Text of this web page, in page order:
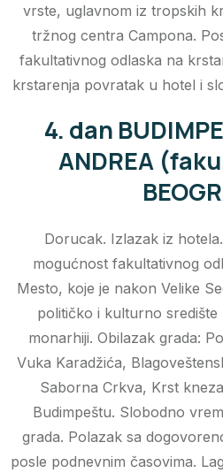
vrste, uglavnom iz tropskih
tržnog centra Campona.
fakultativnog odlaska na
krstarenja povratak u hotel i
4. dan
ANDREA
Dorucak. Izlazak iz
mogućnost fakultativnog
Mesto, koje je nakon Velike
političko i kulturno
monarhiji. Obilazak grada:
Vuka Karadžića,
Saborna Crkva, Krst
Budimpeštu. Slobodno
grada. Polazak sa
posle podnevnim časovima.